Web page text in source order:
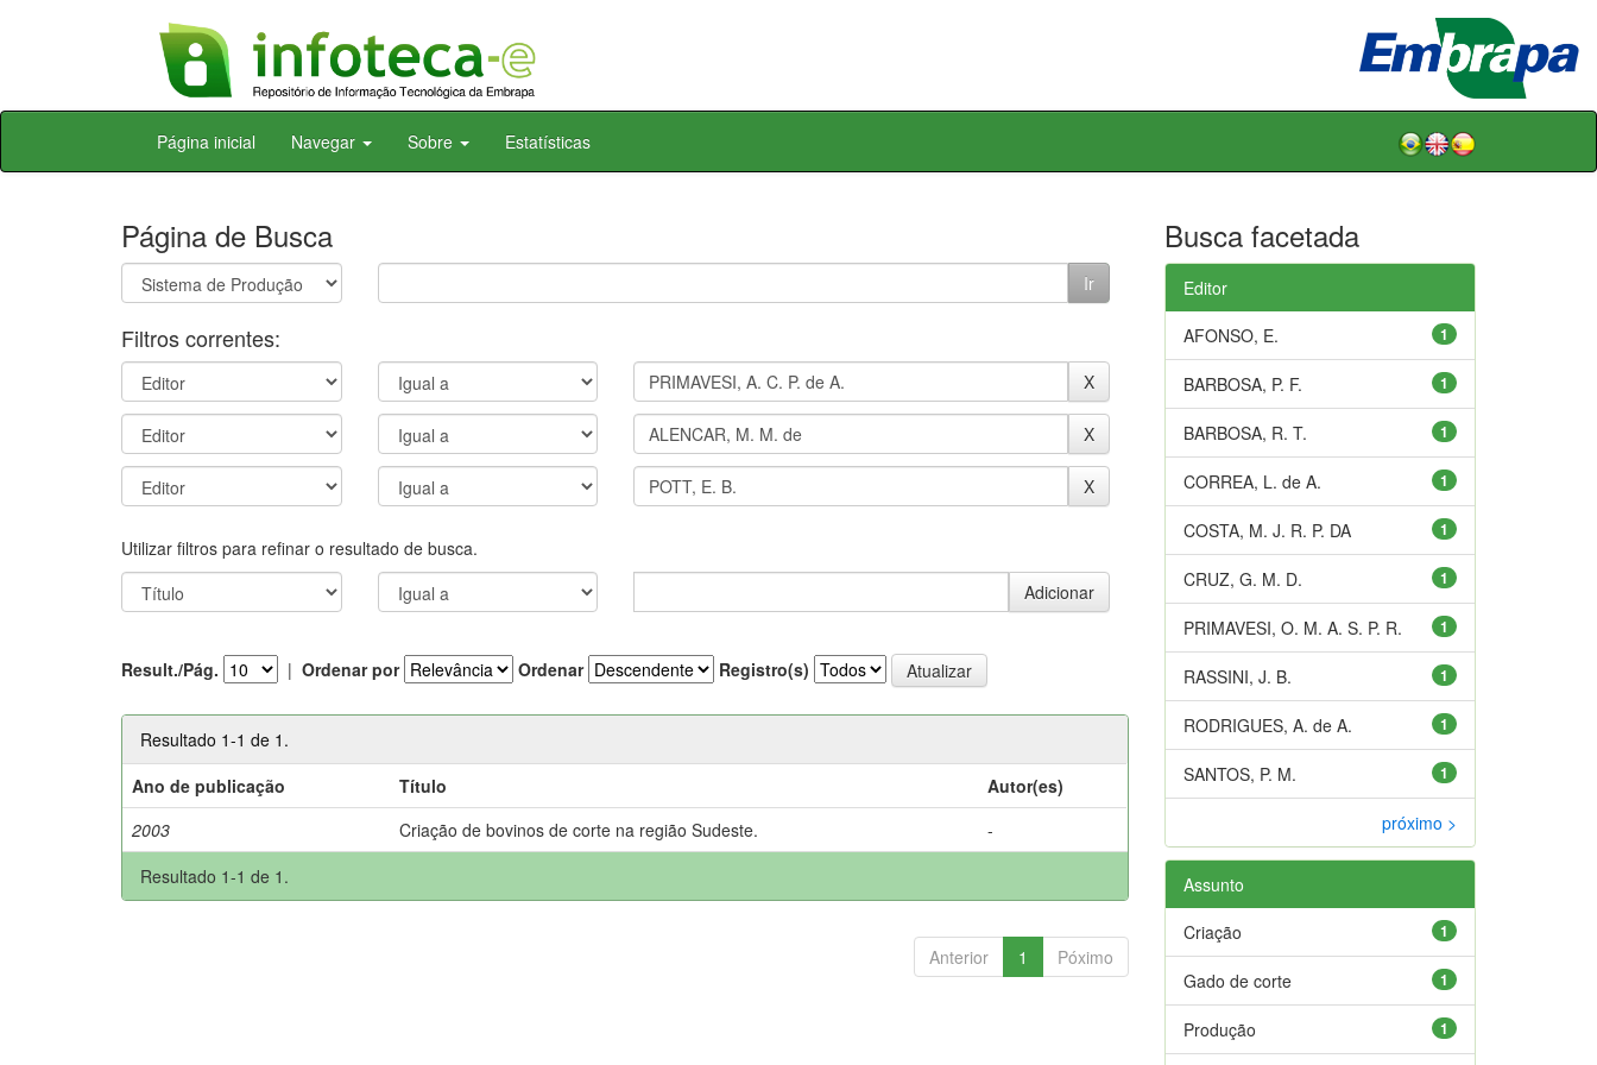
Skip
Página inicial Navegar Sobre Estatísticas
Página de Busca
Filtros correntes:
Utilizar filtros para refinar o resultado de busca.
Result./Pág. | Ordenar por Ordenar Registro(s)
Resultado 1-1 de 1.
Ano de publicação
Título
Autor(es)
2003
Criação de bovinos de corte na região Sudeste.
-
Resultado 1-1 de 1.
Anterior 1 Póximo
Busca facetada
Editor
1
AFONSO, E.
1
BARBOSA, P. F.
1
BARBOSA, R. T.
1
CORREA, L. de A.
1
COSTA, M. J. R. P. DA
1
CRUZ, G. M. D.
1
PRIMAVESI, O. M. A. S. P. R.
1
RASSINI, J. B.
1
RODRIGUES, A. de A.
1
SANTOS, P. M.
próximo >
Assunto
1
Criação
1
Gado de corte
1
Produção